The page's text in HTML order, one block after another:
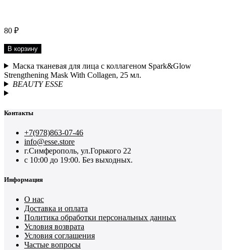
80 ₽
В корзину
Маска тканевая для лица с коллагеном Spark&Glow
Strengthening Mask With Collagen, 25 мл.
BEAUTY ESSE
Контакты
+7(978)863-07-46
info@esse.store
г.Симферополь, ул.Горького 22
с 10:00 до 19:00. Без выходных.
Информация
О нас
Доставка и оплата
Политика обработки персональных данных
Условия возврата
Условия соглашения
Частые вопросы